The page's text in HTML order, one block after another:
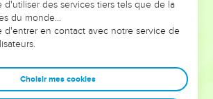
qu'ils ont traversés, alors même que ce
elles qui les ont façonnés.
leaders, entrepreneurs, et responsables
avec plus de sagesse afin que leurs erreurs
Que vous guidiez un ministère, une
d'utiliser des services tiers tels que de la
du monde…
d'entrer en contact avec notre service de
Choisir mes cookies